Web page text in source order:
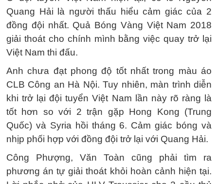
Quang Hải là người thấu hiểu cảm giác của 2
đồng đội nhất. Quả Bóng Vàng Việt Nam 2018
giải thoát cho chính mình bằng việc quay trở lại
Việt Nam thi đấu.
Anh chưa đạt phong độ tốt nhất trong màu áo
CLB Công an Hà Nội. Tuy nhiên, màn trình diễn
khi trở lại đội tuyển Việt Nam lần này rõ ràng là
tốt hơn so với 2 trận gặp Hong Kong (Trung
Quốc) và Syria hồi tháng 6. Cảm giác bóng và
nhịp phối hợp với đồng đội trở lại với Quang Hải.
Công Phượng, Văn Toàn cũng phải tìm ra
phương án tự giải thoát khỏi hoàn cảnh hiện tại.